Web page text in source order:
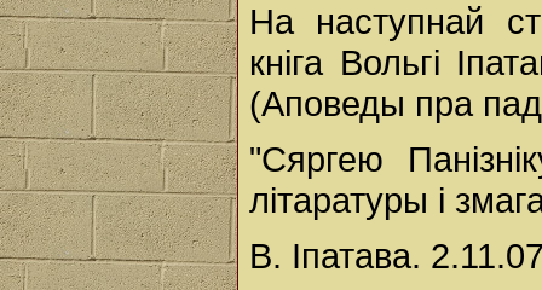
На наступнай
кніга Вольгі
(Аповеды пра
"Сяргею
літаратуры і
В. Іпатава.